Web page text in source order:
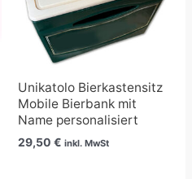
Unikatolo Bierkastensitz
Mobile Bierbank mit
Name personalisiert
29,50 € inkl. MwSt